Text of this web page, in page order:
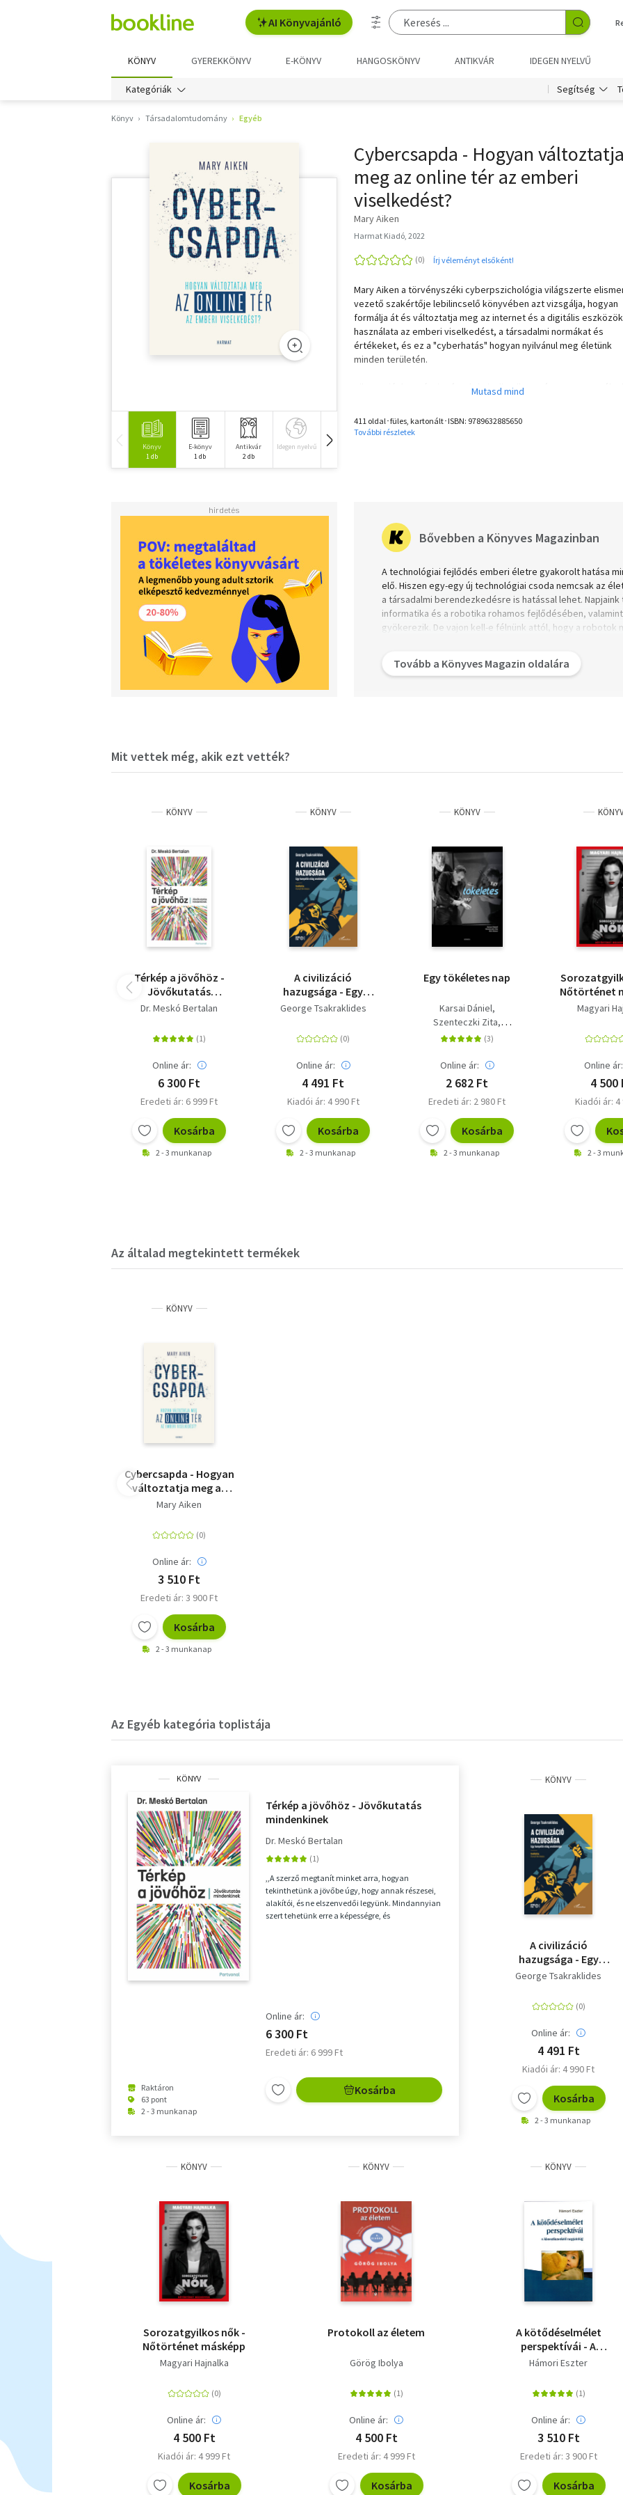
AI Könyvajánló
KÖNYV GYEREKKÖNYV E-KÖNYV HANGOSKÖNYV ANTIKVÁR IDEGEN NYELVŰ
Kategóriák Segítség
Könyv Társadalomtudomány Egyéb
Könyv
1 db
E-könyv
1 db
Antikvár
2 db
Idegen nyelvű Hangoskönyv
Cybercsapda - Hogyan változtatja
meg az online tér az emberi
viselkedést?
Mary Aiken
Harmat Kiadó, 2022
Írj véleményt elsőként!
Mary Aiken a törvényszéki cyberpszichológia világszerte
vezető szakértője lebilincselő könyvében azt vizsgálja, hogyan
formálja át és változtatja meg az internet és a digitális eszközök
használata az emberi viselkedést, a társadalmi normákat és
értékeket, és ez a "cyberhatás" hogyan nyilvánul meg életünk
minden területén.
Aiken saját kutatásaira és a kriminalisztika terén szerzett
hatással vannak a képernyők és a digitális eszközök a fejlődő
gyerekekre, a tinédzserek körében terjedő szokásokra és
alapvetően formálja át kultúránkat, valamint elgondolkodtató
kérdéseket vet fel arról, hogy hová vezet a digitális forradalom.
411 oldal･füles, kartonált･ISBN: 9789632885650
További részletek
Bővebben a Könyves Magazinban
A technológiai fejlődés emberi életre gyakorolt hatása
elő. Hiszen egy-egy új technológiai csoda nemcsak az
a társadalmi berendezkedésre is hatással lehet.
informatika és a robotika rohamos fejlődésében,
gyökerezik. De vajon kell-e félnünk attól, hogy a robotok
hozza majd létre? Akik hozzám hasonlóan aktívabban
Tovább a Könyves Magazin oldalára
Mit vettek még, akik ezt vették?
KÖNYV
Térkép a jövőhöz -
Jövőkutatás
mindenkinek
Dr. Meskó Bertalan
Online ár:
6 300 Ft
Eredeti ár: 6 999 Ft
Kosárba
2 - 3 munkanap
KÖNYV
A civilizáció
hazugsága - Egy
hanyatló világ
George Tsakraklides
Online ár:
4 491 Ft
Kiadói ár: 4 990 Ft
Kosárba
2 - 3 munkanap
KÖNYV
Egy tökéletes nap
Karsai Dániel
Szenteczki Zita
Bíró Bence
Online ár:
2 682 Ft
Eredeti ár: 2 980 Ft
Kosárba
2 - 3 munkanap
Nőtörténet
Magyari
Online ár:
4 500
Kiadói ár: 4
2 - 3
Az általad megtekintett termékek
KÖNYV
Cybercsapda - Hogyan
változtatja meg az
online tér az emberi
Mary Aiken
Online ár:
3 510 Ft
Eredeti ár: 3 900 Ft
Kosárba
2 - 3 munkanap
Az Egyéb kategória toplistája
KÖNYV
Raktáron
63 pont
2 - 3 munkanap
Térkép a jövőhöz - Jövőkutatás
mindenkinek
Dr. Meskó Bertalan
,,A szerző megtanít minket arra, hogyan
tekinthetünk a jövőbe úgy, hogy annak részesei,
alakítói, és ne elszenvedői legyünk. Mindannyian
szert tehetünk erre a képességre, és
Online ár:
6 300 Ft
Eredeti ár: 6 999 Ft
Kosárba
KÖNYV
A civilizáció
hazugsága - Egy
hanyatló világ
George Tsakraklides
Online ár:
4 491 Ft
Kiadói ár: 4 990 Ft
Kosárba
2 - 3 munkanap
KÖNYV
Sorozatgyilkos nők -
Nőtörténet másképp
Magyari Hajnalka
Online ár:
4 500 Ft
Kiadói ár: 4 999 Ft
Kosárba
KÖNYV
Protokoll az életem
Görög Ibolya
Online ár:
4 500 Ft
Eredeti ár: 4 999 Ft
Kosárba
KÖNYV
A kötődéselmélet
perspektívái - A
klasszikusoktól
Hámori Eszter
Online ár:
3 510 Ft
Eredeti ár: 3 900 Ft
Kosárba